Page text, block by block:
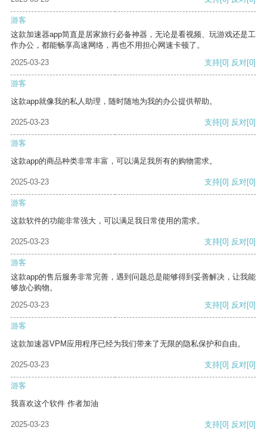
游客
这款加速器app简直是居家旅行必备神器，无论是看视频、玩游戏还是工
作办公，都能畅享高速网络，再也不用担心网速卡顿了。
2025-03-23
支持[0] 反对[0]
游客
这款app就像我的私人助理，随时随地为我的办公提供帮助。
2025-03-23 支持[0] 反对[0]
游客
这款app的商品种类非常丰富，可以满足我所有的购物需求。
2025-03-23 支持[0] 反对[0]
游客
这款软件的功能非常强大，可以满足我日常使用的需求。
2025-03-23 支持[0] 反对[0]
游客
这款app的售后服务非常完善，遇到问题总是能够得到妥善解决，让我能
够放心购物。
2025-03-23
支持[0] 反对[0]
游客
这款加速器VPM应用程序已经为我们带来了无限的隐私保护和自由。
2025-03-23 支持[0] 反对[0]
游客
我喜欢这个软件 作者加油
2025-03-23 支持[0] 反对[0]